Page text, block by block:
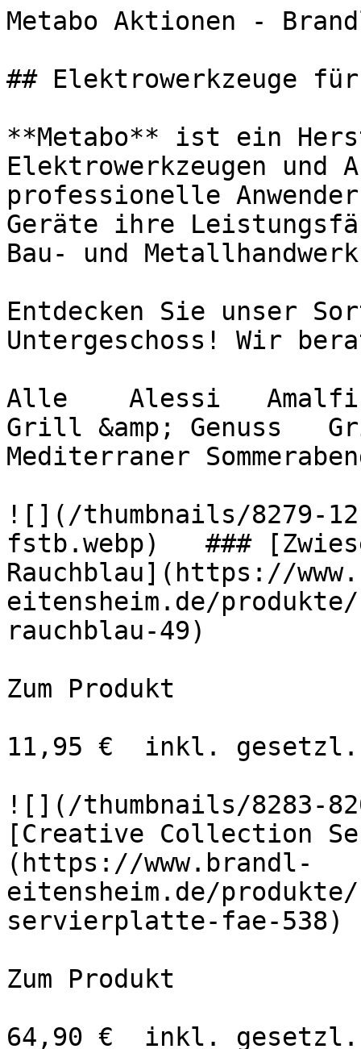
Metabo Aktionen -
## Elektrowerkzeuge
**Metabo** ist ein
Elektrowerkzeugen und
professionelle
Geräte ihre
Bau- und
Entdecken Sie unser
Untergeschoss! Wir
Alle    Alessi   Amalfi
Grill &amp; Genuss
Mediterraner
![](/thumbnails/8279-
fstb.webp)   ###
Rauchblau](https://
eitensheim.de/
rauchblau-49)
Zum Produkt
11,95 €  inkl.
![](/thumbnails/8283-
[Creative Collection
(https://www.brandl-
eitensheim.de/
servierplatte-fae-538)
Zum Produkt
64,90 €  inkl.